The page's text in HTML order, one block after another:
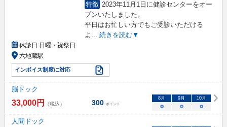
特徴 2023年11月1日に健診センターをオー
プンいたしました。
平日はお忙しい方でもご受診いただける
よ ... 続きを読む▼
休診日:日曜・祝祭日
六地蔵駅
インボイス制度に対応
脳ドック
33,000円 （税込） 300 ポイント
8月 9月 10月
○ ○ ○
人間ドック